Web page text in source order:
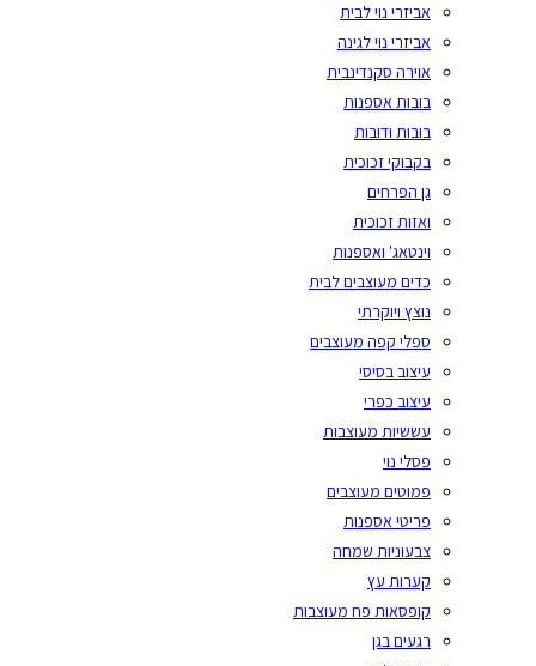
אביזרי נוי לבית
אביזרי נוי לגינה
אוירה סקנדינבית
בובות אספנות
בובות ודובות
בקבוקי זכוכית
גן הפרחים
ואזות זכוכית
וינטאג' ואספנות
כדים מעוצבים לבית
נוצץ ויוקרתי
ספלי קפה מעוצבים
עיצוב בסיסי
עיצוב כפרי
עששיות מעוצבות
פסלי נוי
פמוטים מעוצבים
פריטי אספנות
צבעוניות שמחה
קערות עץ
קופסאות פח מעוצבות
רגעים בגן